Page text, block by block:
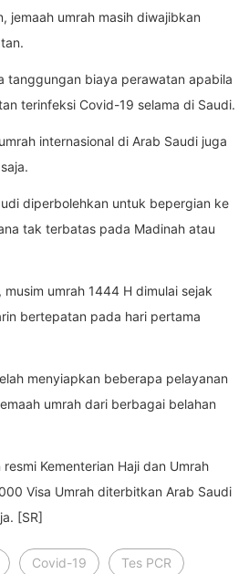
jemaah umrah masih diwajibkan
tanggungan biaya perawatan apabila
terinfeksi Covid-19 selama di Saudi.
internasional di Arab Saudi juga
diperbolehkan untuk bepergian ke
tak terbatas pada Madinah atau
umrah 1444 H dimulai sejak
bertepatan pada hari pertama
menyiapkan beberapa pelayanan
umrah dari berbagai belahan
Kementerian Haji dan Umrah
Visa Umrah diterbitkan Arab Saudi
[SR]
Covid-19 Tes PCR